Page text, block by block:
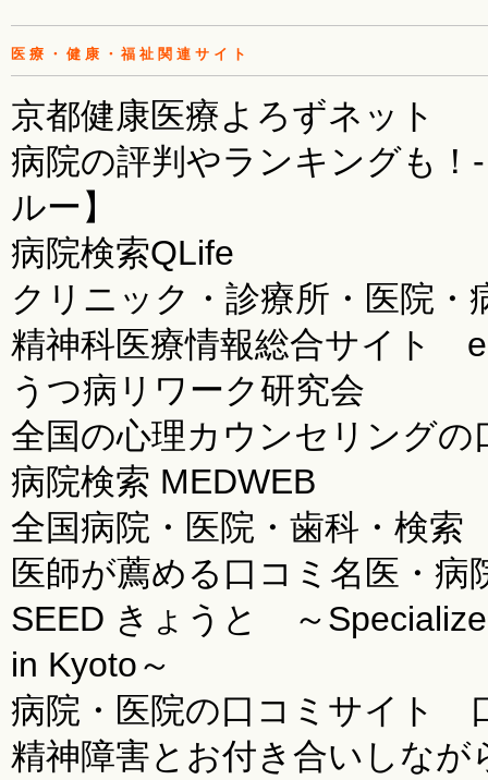
医療・健康・福祉関連サイト
京都健康医療よろずネット
病院の評判やランキングも
ルー】
病院検索QLife
クリニック・診療所・医院・
精神科医療情報総合サイト
うつ病リワーク研究会
全国の心理カウンセリング
病院検索 MEDWEB
全国病院・医院・歯科・検
医師が薦める口コミ名医・
SEED きょうと ～
in Kyoto～
病院・医院の口コミサイト
精神障害とお付き合いしな